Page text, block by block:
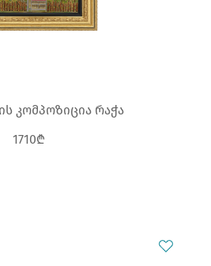
კომპოზიცია რაჭა
1710₾